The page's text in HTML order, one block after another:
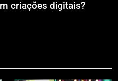
criações digitais?